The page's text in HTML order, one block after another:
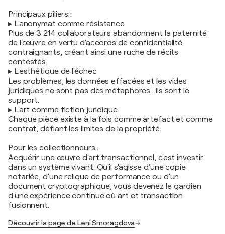
Principaux piliers :
▸ L'anonymat comme résistance
Plus de 3 214 collaborateurs abandonnent la paternité
de l'œuvre en vertu d'accords de confidentialité
contraignants, créant ainsi une ruche de récits
contestés.
▸ L'esthétique de l'échec
Les problèmes, les données effacées et les vides
juridiques ne sont pas des métaphores : ils sont le
support.
▸ L'art comme fiction juridique
Chaque pièce existe à la fois comme artefact et comme
contrat, défiant les limites de la propriété.
Pour les collectionneurs :
Acquérir une œuvre d'art transactionnel, c'est investir
dans un système vivant. Qu'il s'agisse d'une copie
notariée, d'une relique de performance ou d'un
document cryptographique, vous devenez le gardien
d'une expérience continue où art et transaction
fusionnent.
Découvrir la page de Leni Smoragdova